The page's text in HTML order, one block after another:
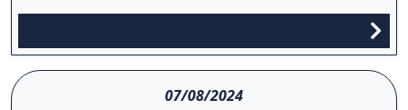
07/08/2024